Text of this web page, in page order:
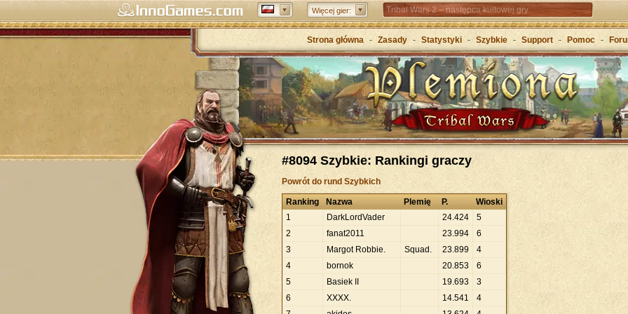
Więcej gier: Tribal Wars 2 – następca kultowej gry
Forge of Empires – Strategia o epokach cywilizacji
Grepolis – Wznieś imperium w antycznej Grecji
Strona główna - Zasady - Statystyki - Szybkie - Support - Pomoc -
#8094 Szybkie: Rankingi graczy
Powrót do rund Szybkich
Ranking Nazwa Plemię P.
Wioski
1
DarkLordVader 24.424
5
2
fanat2011 23.994
6
3
Margot Robbie. Squad. 23.899
4
4
bornok 20.853
6
5
Basiek II 19.693
3
6
XXXX. 14.541
4